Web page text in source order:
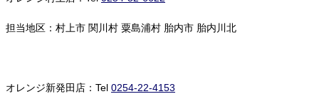
担当地区：村上市 関川村 粟島浦村 胎内市 胎内川北
オレンジ新発田店：Tel 0254-22-4153